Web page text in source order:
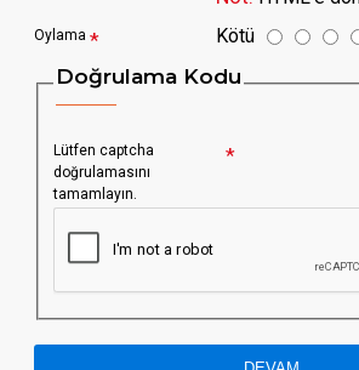
Oylama Kötü
Doğrulama Kodu
Lütfen captcha
doğrulamasını
tamamlayın.